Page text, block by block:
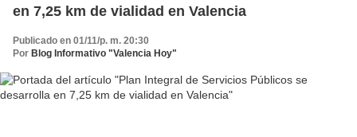
en 7,25 km de vialidad en Valencia
Publicado en 01/11/p. m. 20:30
Por Blog Informativo "Valencia Hoy"